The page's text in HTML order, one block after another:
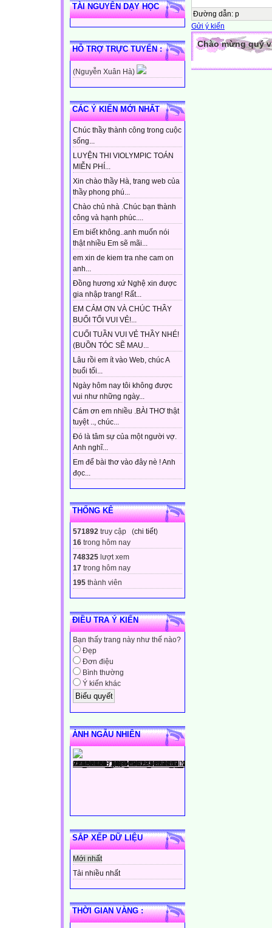
TÀI NGUYÊN DẠY HỌC
HỖ TRỢ TRỰC TUYẾN :
(Nguyễn Xuân Hà)
CÁC Ý KIẾN MỚI NHẤT
Chúc thầy thành công trong cuộc
sống...
LUYỆN THI VIOLYMPIC TOÁN
MIỄN PHÍ...
Xin chào thầy Hà, trang web của
thầy phong phú...
Chào chủ nhà .Chúc bạn thành
công và hạnh phúc....
Em biết không..anh muốn nói
thật nhiều Em sẽ mãi...
em xin de kiem tra nhe cam on
anh...
Đồng hương xứ Nghệ xin được
gia nhập trang! Rất...
EM CẢM ƠN VÀ CHÚC THẦY
BUỔI TỐI VUI VẺ!...
CUỐI TUẦN VUI VẺ THẦY NHÉ!
(BUỒN TÓC SẼ MAU...
Lâu rồi em ít vào Web, chúc A
buổi tối...
Ngày hôm nay tôi không được
vui như những ngày...
Cám ơn em nhiều .BÀI THƠ thật
tuyệt .., chúc...
Đó là tâm sự của một người vợ.
Anh nghĩ...
Em để bài thơ vào đây nè ! Anh
đọc...
THỐNG KÊ
571892 truy cập (chi tiết)
16 trong hôm nay
748325 lượt xem
17 trong hôm nay
195 thành viên
ĐIỀU TRA Ý KIẾN
Bạn thấy trang này như thế nào?
Đẹp
Đơn điệu
Bình thường
Ý kiến khác
ẢNH NGẪU NHIÊN
SẮP XẾP DỮ LIỆU
Mới nhất
Tải nhiều nhất
THỜI GIAN VÀNG :
Đường dẫn: p
Gửi ý kiến
Chào mừng quý